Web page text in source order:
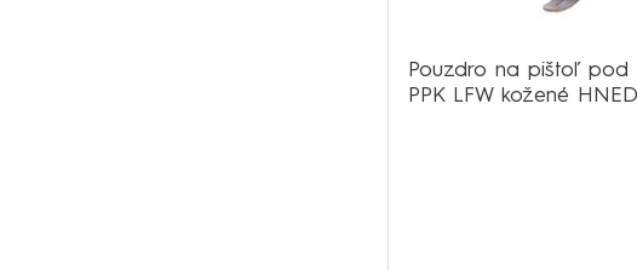
Pouzdro na pištoľ pod
PPK LFW kožené